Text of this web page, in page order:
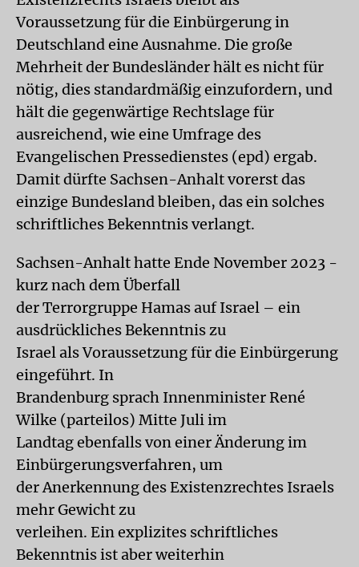
Voraussetzung für die Einbürgerung in
Deutschland eine Ausnahme. Die große
Mehrheit der Bundesländer hält es nicht für
nötig, dies standardmäßig einzufordern, und
hält die gegenwärtige Rechtslage für
ausreichend, wie eine Umfrage des
Evangelischen Pressedienstes (epd) ergab.
Damit dürfte Sachsen-Anhalt vorerst das
einzige Bundesland bleiben, das ein solches
schriftliches Bekenntnis verlangt.
Sachsen-Anhalt hatte Ende November 2023 -
kurz nach dem Überfall
der Terrorgruppe Hamas auf Israel – ein
ausdrückliches Bekenntnis zu
Israel als Voraussetzung für die Einbürgerung
eingeführt. In
Brandenburg sprach Innenminister René
Wilke (parteilos) Mitte Juli im
Landtag ebenfalls von einer Änderung im
Einbürgerungsverfahren, um
der Anerkennung des Existenzrechtes Israels
mehr Gewicht zu
verleihen. Ein explizites schriftliches
Bekenntnis ist aber weiterhin